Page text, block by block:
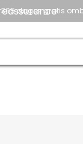
365 dages gratis